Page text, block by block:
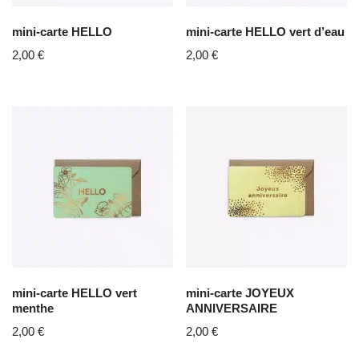
mini-carte HELLO
2,00 €
mini-carte HELLO vert d’eau
2,00€
mini-carte HELLO vert
menthe
2,00 €
mini-carte JOYEUX
ANNIVERSAIRE
2,00€